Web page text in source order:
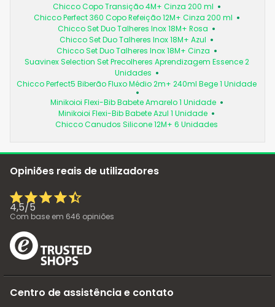
Chicco Copo Transição 4M+ Cinza 200 ml
Chicco Perfect 360 Copo Refeição 12M+ Cinza 200 ml
Chicco Set Duo Talheres Inox 18M+ Rosa
Chicco Set Duo Talheres Inox 18M+ Azul
Chicco Set Duo Talheres Inox 18M+ Cinza
Suavinex Selection Set Precolheres Aprendizagem Essence 2
Unidades
Chicco Perfect5 Biberão Fluxo Médio 2m+ 240ml Bege 1 Unidade
Minikoioi Flexi-Bib Babete Amarelo 1 Unidade
Minikoioi Flexi-Bib Babete Azul 1 Unidade
Chicco Canudos Silicone 12M+ 6 Unidades
Opiniões reais de utilizadores
4,5/5
Com base em 646 opiniões
Centro de assistência e contato